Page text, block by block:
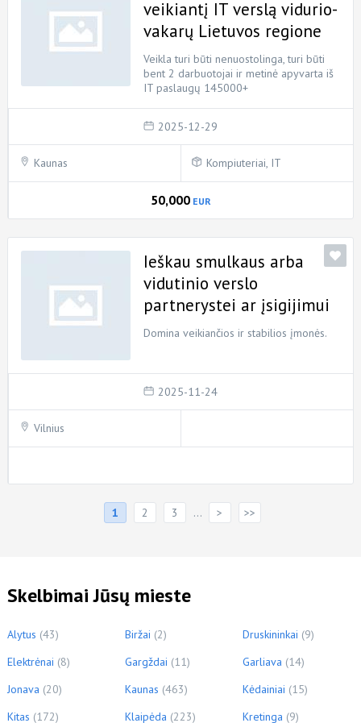
veikiantį IT verslą vidurio-
vakarų Lietuvos regione
Veikla turi būti nenuostolinga, turi būti
bent 2 darbuotojai ir metinė apyvarta iš
IT paslaugų 145000+
2025-12-29
Kaunas Kompiuteriai, IT
50,000 EUR
Ieškau smulkaus arba
vidutinio verslo
partnerystei ar įsigijimui
Domina veikiančios ir stabilios įmonės.
2025-11-24
Vilnius
1 2 3 … > >>
Skelbimai Jūsų mieste
Alytus (43) Biržai (2) Druskininkai (9)
Elektrėnai (8) Gargždai (11) Garliava (14)
Jonava (20) Kaunas (463) Kėdainiai (15)
Kitas (172) Klaipėda (223) Kretinga (9)